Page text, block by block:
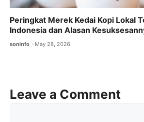
Peringkat Merek Kedai Kopi Lokal
Indonesia dan Alasan
soninfo May 28, 2026
Leave a Comment